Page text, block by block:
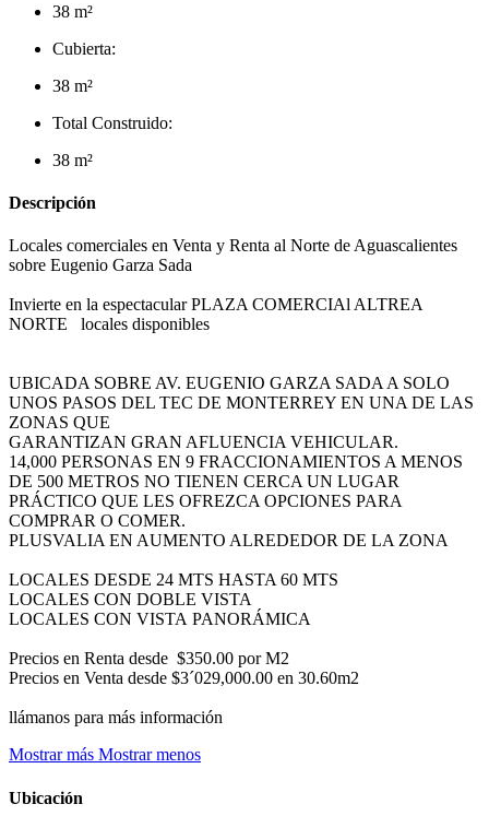
38 m²
Cubierta:
38 m²
Total Construido:
38 m²
Descripción
Locales comerciales en Venta y Renta al Norte de Aguascalientes
sobre Eugenio Garza Sada
Invierte en la espectacular PLAZA COMERCIAl ALTREA
NORTE locales disponibles
UBICADA SOBRE AV. EUGENIO GARZA SADA A SOLO
UNOS PASOS DEL TEC DE MONTERREY EN UNA DE LAS
ZONAS QUE
GARANTIZAN GRAN AFLUENCIA VEHICULAR.
14,000 PERSONAS EN 9 FRACCIONAMIENTOS A MENOS
DE 500 METROS NO TIENEN CERCA UN LUGAR
PRÁCTICO QUE LES OFREZCA OPCIONES PARA
COMPRAR O COMER.
PLUSVALIA EN AUMENTO ALREDEDOR DE LA ZONA
LOCALES DESDE 24 MTS HASTA 60 MTS
LOCALES CON DOBLE VISTA
LOCALES CON VISTA PANORÁMICA
Precios en Renta desde $350.00 por M2
Precios en Venta desde $3´029,000.00 en 30.60m2
llámanos para más información
Mostrar más Mostrar menos
Ubicación